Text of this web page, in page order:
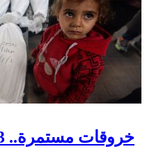
خروقات مستمرة.. 3 شهداء ومصابون بنيران الاحتلال في مناطق متفرقة بالقطاع